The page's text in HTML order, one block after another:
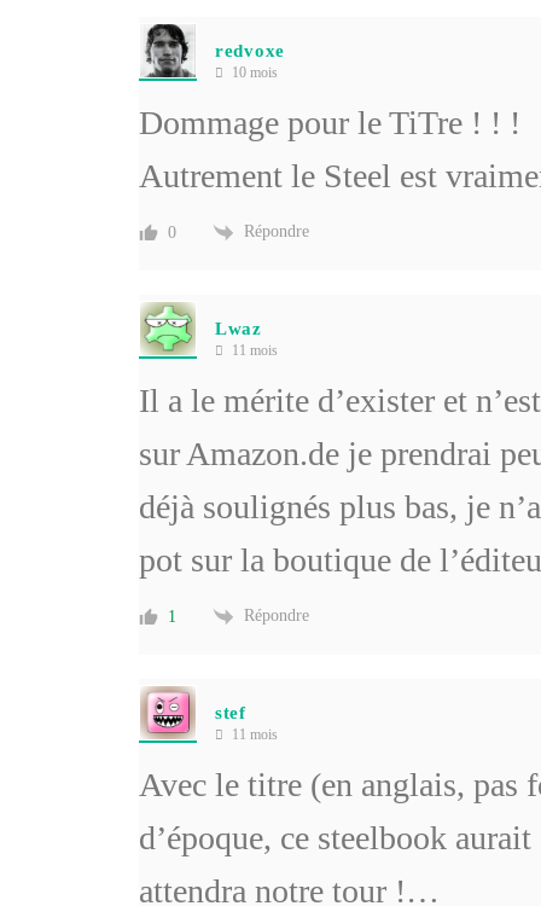
redvoxe
10 mois
Dommage pour le TiTre ! ! !
Autrement le Steel est
0 Répondre
Lwaz
11 mois
Il a le mérite d’exister et
sur Amazon.de je prendrai
déjà soulignés plus bas, je
pot sur la boutique de
1 Répondre
stef
11 mois
Avec le titre (en anglais, pas
d’époque, ce steelbook
attendra notre tour !…